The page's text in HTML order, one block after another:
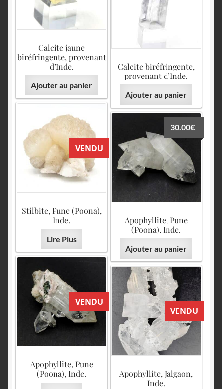
Calcite jaune
biréfringente, provenant
d’Inde.
Ajouter au panier
Calcite biréfringente,
provenant d’Inde.
Ajouter au panier
VENDU
Stilbite, Pune (Poona),
Inde.
Lire Plus
Apophyllite, Pune
(Poona), Inde.
30.00€
Ajouter au panier
VENDU
Apophyllite, Pune
(Poona), Inde.
VENDU
Apophyllite, Jalgaon,
Inde.